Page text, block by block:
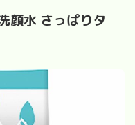
顔水 さっぱりタ